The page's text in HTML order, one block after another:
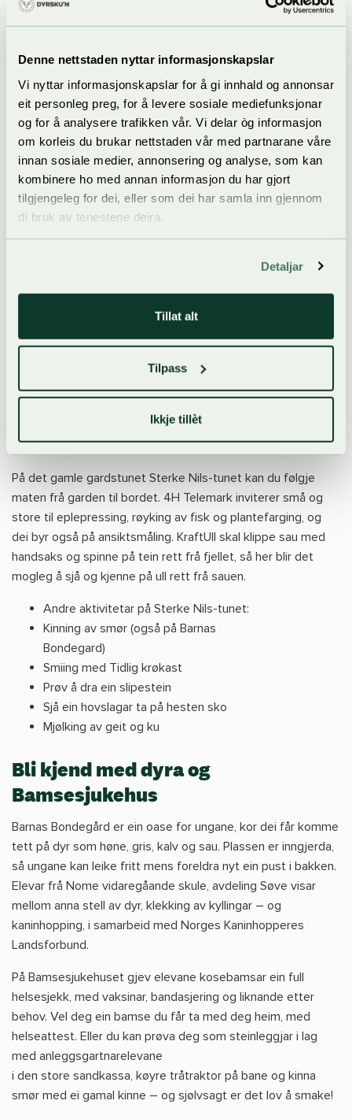
Denne nettstaden nyttar informasjonskapslar
Vi nyttar informasjonskapslar for å gi innhald og annonsar
eit personleg preg, for å levere sosiale mediefunksjonar
og for å analysere trafikken vår. Vi delar òg informasjon
om korleis du brukar nettstaden vår med partnarane våre
innan sosiale medier, annonsering og analyse, som kan
kombinere ho med annan informasjon du har gjort
tilgjengeleg for dei, eller som dei har samla inn gjennom
di bruk av tenestene deira.
Detaljar
Tillat alt
Tilpass
Ikkje tillèt
I Fjoset kan du klappa og leia ein kalv eller smake iskald mjølk
sove som ei ku på ein mjuk og god madrass. Mange born har
fått med seg at kua har fire magar, men dei færraste har
sett ein kumage med eigne auge, slik det blir mogleg å gjere
på Dyrsku’n i år.
Foto: Dyrsku’n/Mona B. Kasin
Eplepressing og ansiktsmåling
med 4H
På det gamle gardstunet Sterke Nils-tunet kan du følgje
maten frå garden til bordet. 4H Telemark inviterer små og
store til eplepressing, røyking av fisk og plantefarging, og
dei byr også på ansiktsmåling. KraftUll skal klippe sau med
handsaks og spinne på tein rett frå fjellet, så her blir det
mogleg å sjå og kjenne på ull rett frå sauen.
Andre aktivitetar på Sterke Nils-tunet:
Kinning av smør (også på Barnas
Bondegard)
Smiing med Tidlig krøkast
Prøv å dra ein slipestein
Sjå ein hovslagar ta på hesten sko
Mjølking av geit og ku
Bli kjend med dyra og
Bamsesjukehus
Barnas Bondegård er ein oase for ungane, kor dei får komme
tett på dyr som høne, gris, kalv og sau. Plassen er inngjerda,
så ungane kan leike fritt mens foreldra nyt ein pust i bakken.
Elevar frå Nome vidaregåande skule, avdeling Søve visar
mellom anna stell av dyr, klekking av kyllingar – og
kaninhopping, i samarbeid med Norges Kaninhopperes
Landsforbund.
På Bamsesjukehuset gjev elevane kosebamsar ein full
helsesjekk, med vaksinar, bandasjering og liknande etter
behov. Vel deg ein bamse du får ta med deg heim, med
helseattest. Eller du kan prøva deg som steinleggjar i lag
med anleggsgartnarelevane
i den store sandkassa, køyre tråtraktor på bane og kinna
smør med ei gamal kinne – og sjølvsagt er det lov å smake!